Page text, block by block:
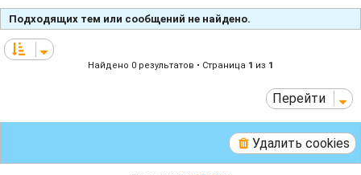
к
Подходящих тем или сообщений не найдено.
Найдено 0 результатов • Страница 1 из 1
Перейти
Удалить cookies